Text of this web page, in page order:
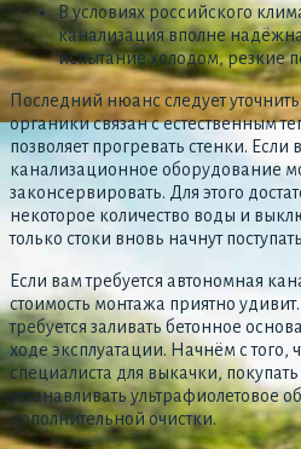
В условиях российского
канализация вполне
испытание холодом, резкие
Последний нюанс следует
органики связан с естественным
позволяет прогревать стенки.
канализационное оборудование
законсервировать. Для этого
некоторое количество воды и
только стоки вновь начнут
Если вам требуется автономная
стоимость монтажа приятно
требуется заливать бетонное
ходе эксплуатации. Начнём с того,
специалиста для выкачки,
устанавливать ультрафиолетовое
дополнительной очистки.